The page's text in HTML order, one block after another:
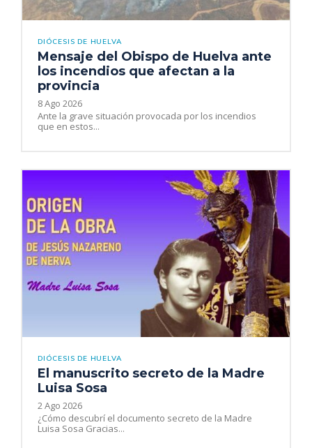
DIÓCESIS DE HUELVA
Mensaje del Obispo de Huelva ante
los incendios que afectan a la
provincia
8 Ago 2026
Ante la grave situación provocada por los incendios
que en estos...
DIÓCESIS DE HUELVA
El manuscrito secreto de la Madre
Luisa Sosa
2 Ago 2026
¿Cómo descubrí el documento secreto de la Madre
Luisa Sosa Gracias...